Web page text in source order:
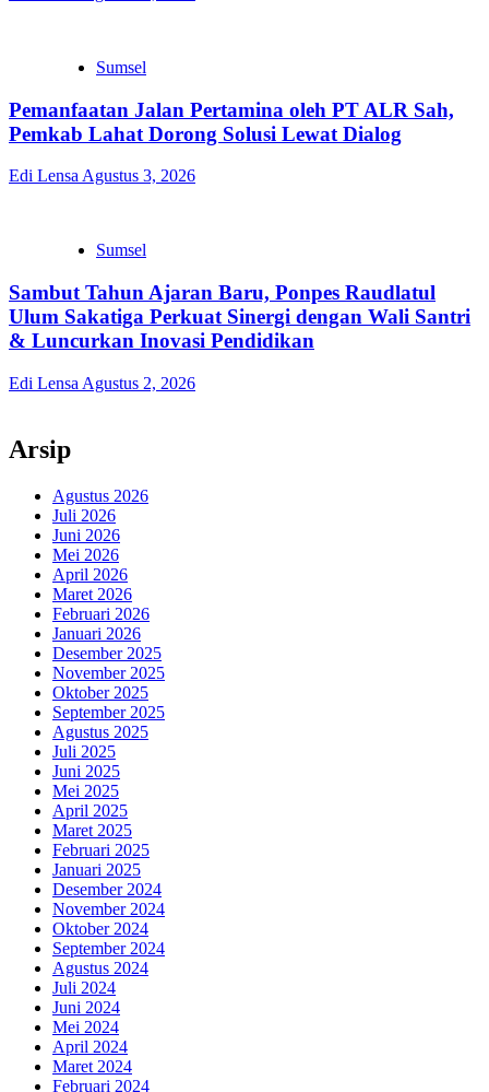
Sumsel
Pemanfaatan Jalan Pertamina oleh PT ALR Sah,
Pemkab Lahat Dorong Solusi Lewat Dialog
Edi Lensa Agustus 3, 2026
Sumsel
Sambut Tahun Ajaran Baru, Ponpes Raudlatul
Ulum Sakatiga Perkuat Sinergi dengan Wali Santri
& Luncurkan Inovasi Pendidikan
Edi Lensa Agustus 2, 2026
Arsip
Agustus 2026
Juli 2026
Juni 2026
Mei 2026
April 2026
Maret 2026
Februari 2026
Januari 2026
Desember 2025
November 2025
Oktober 2025
September 2025
Agustus 2025
Juli 2025
Juni 2025
Mei 2025
April 2025
Maret 2025
Februari 2025
Januari 2025
Desember 2024
November 2024
Oktober 2024
September 2024
Agustus 2024
Juli 2024
Juni 2024
Mei 2024
April 2024
Maret 2024
Februari 2024